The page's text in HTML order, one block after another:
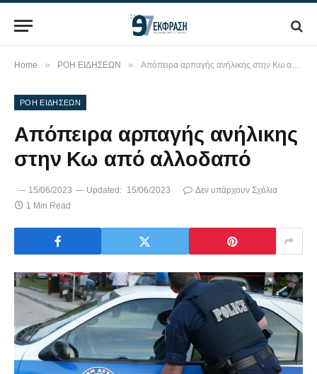
Home » ΡΟΗ ΕΙΔΗΣΕΩΝ » Απόπειρα αρπαγής ανήλικης στην Κω από αλλοδαπό
ΡΟΗ ΕΙΔΗΣΕΩΝ
Απόπειρα αρπαγής ανήλικης
στην Κω από αλλοδαπό
15/06/2023 Updated: 15/06/2023
Δεν υπάρχουν Σχόλια
1 Min Read